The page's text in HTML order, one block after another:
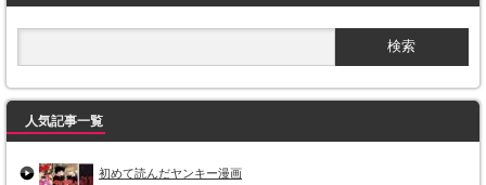
人気記事一覧
初めて読んだヤンキー漫画